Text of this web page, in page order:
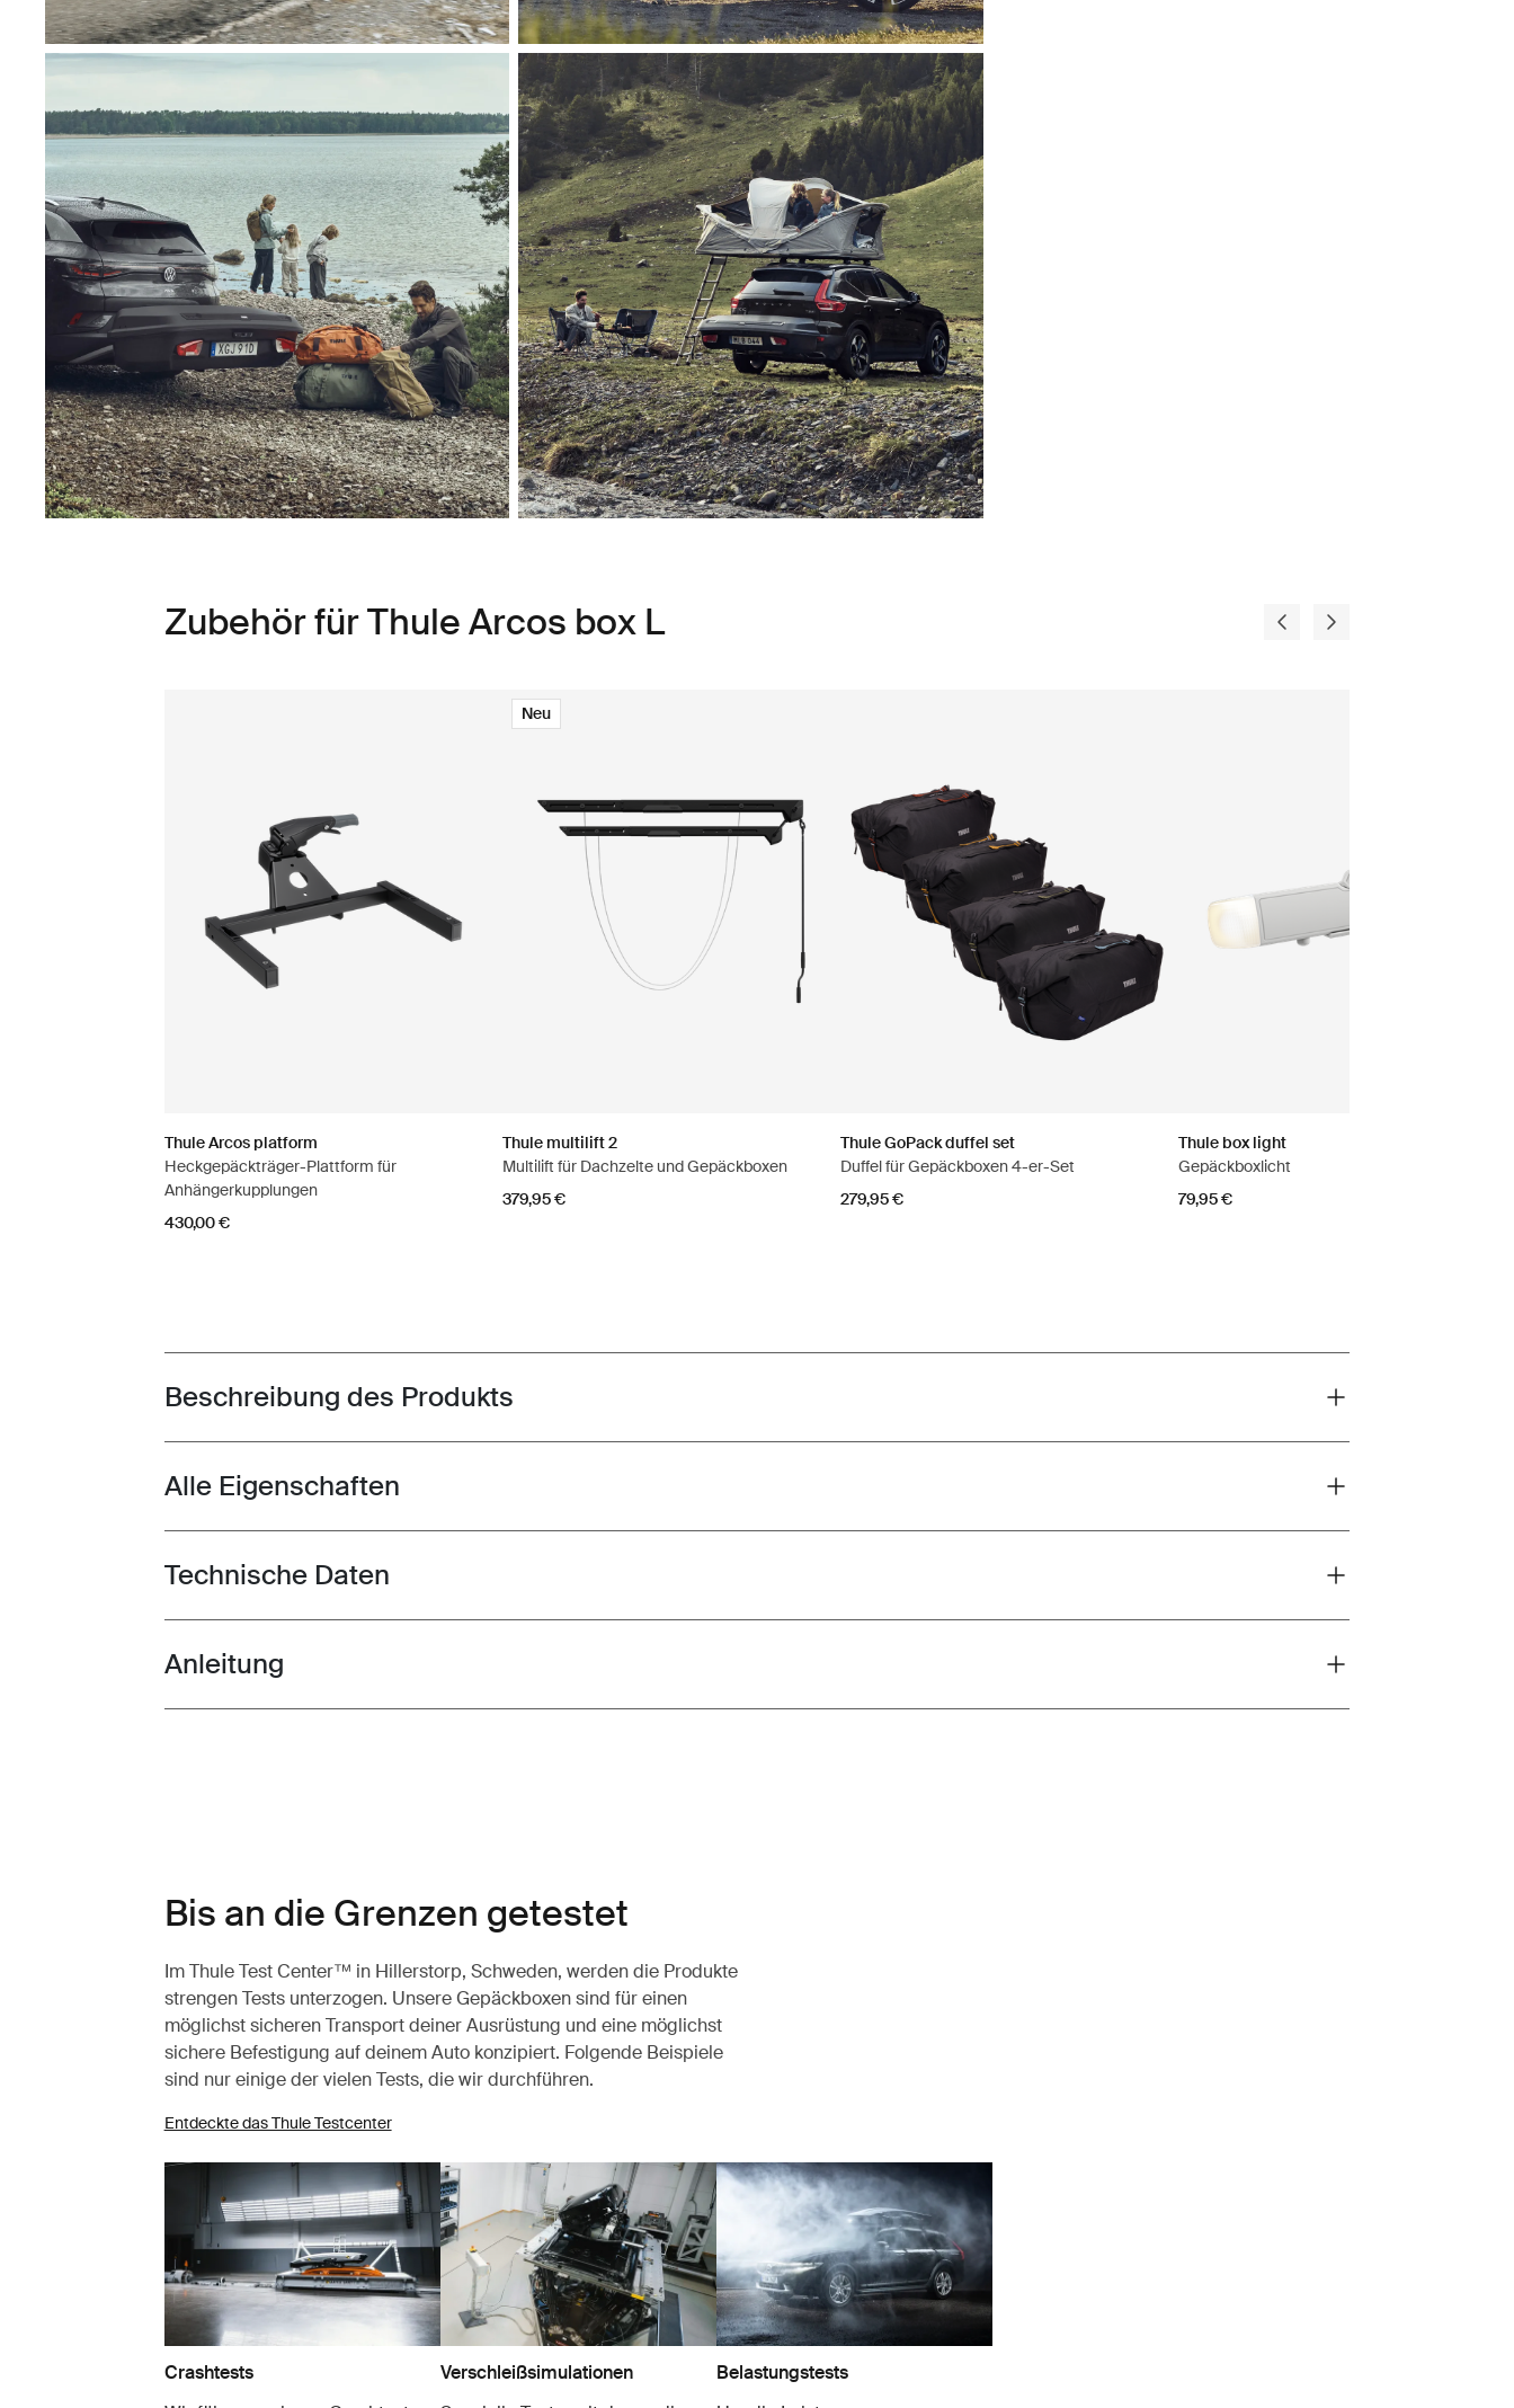
Zubehör für Thule Arcos box L
Thule Arcos platform
Heckgepäckträger-Plattform für
Anhängerkupplungen
430,00 €
Neu
Thule multilift 2
Multilift für Dachzelte und Gepäckboxen
379,95 €
Thule GoPack duffel set
Duffel für Gepäckboxen 4-er-Set
279,95 €
Thule box light
Gepäckboxlicht
79,95 €
Toggle overview
Beschreibung des Produkts
Toggle features
Alle Eigenschaften
Toggle techspec
Technische Daten
Toggle guides and instructions
Anleitung
Bis an die Grenzen getestet
Im Thule Test Center™ in Hillerstorp, Schweden, werden die Produkte
strengen Tests unterzogen. Unsere Gepäckboxen sind für einen
möglichst sicheren Transport deiner Ausrüstung und eine möglichst
sichere Befestigung auf deinem Auto konzipiert. Folgende Beispiele
sind nur einige der vielen Tests, die wir durchführen.
Entdeckte das Thule Testcenter
Crashtests
Verschleißsimulationen
Belastungstests